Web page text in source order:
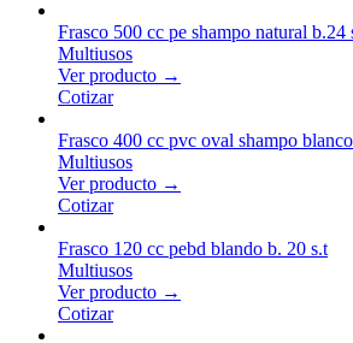
Frasco 500 cc pe shampo natural b.24
Multiusos
Ver producto →
Cotizar
Frasco 400 cc pvc oval shampo
Multiusos
Ver producto →
Cotizar
Frasco 120 cc pebd blando b. 20 s.t
Multiusos
Ver producto →
Cotizar